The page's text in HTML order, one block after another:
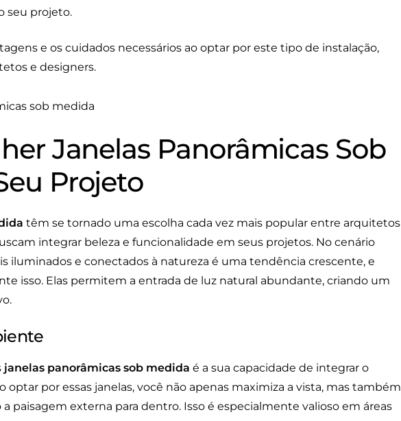
seu projeto.
e os cuidados necessários ao optar por este tipo de instalação,
e designers.
Janelas Panorâmicas Sob
Projeto
têm se tornado uma escolha cada vez mais popular entre arquitetos
integrar beleza e funcionalidade em seus projetos. No cenário
iluminados e conectados à natureza é uma tendência crescente, e
isso. Elas permitem a entrada de luz natural abundante, criando um
janelas panorâmicas sob medida é a sua capacidade de integrar o
optar por essas janelas, você não apenas maximiza a vista, mas também
paisagem externa para dentro. Isso é especialmente valioso em áreas